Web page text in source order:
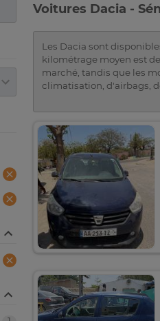
Voitures Dacia -
Les Dacia sont
kilométrage moyen est
marché, tandis que les
climatisation, d'airbags,